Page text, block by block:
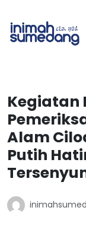
Kegiatan
Alam
Putih